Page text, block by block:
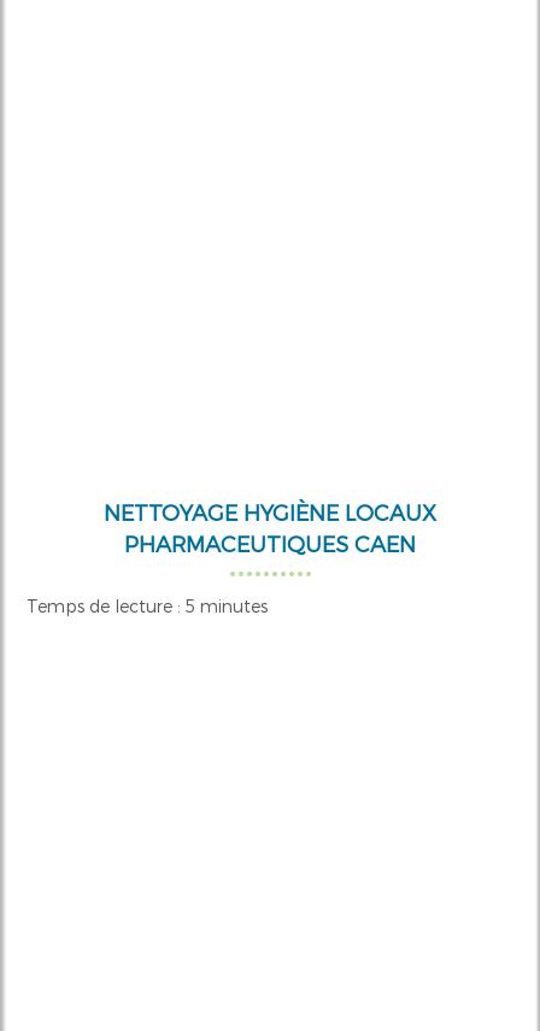
NETTOYAGE HYGIÈNE LOCAUX
PHARMACEUTIQUES CAEN
Temps de lecture : 5 minutes